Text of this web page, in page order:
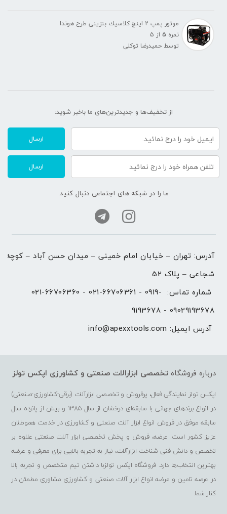
موتور پمپ 2 اينچ كلاسيك بنزينی طرح هوندا
نمره 5 از 5
توسط حمیدرضا توکلی
از تخفیف‌ها و جدیدترین‌های ما‌ باخبر شوید:
ارسال
ارسال
ما را در شبکه های اجتماعی دنبال کنید.
شجاعی – پلاک 52
شماره تماس: 021-66706360 - 021-66706361 - 0919-
9193678 - 09029193678
آدرس ایمیل: info@apexxtools.com
درباره فروشگاهتخصصی ابزارالات صنعتی و کشاورزی اپکس تولز
اپکس تولز نمایندگی فعال، پرفروش و تخصصی ابزارآلات (برقی-کشاورزی-صنعتی)
در انواع برندهای جهانی با سابقه‌ای درخشان از سال 1385 و بیش از پانزده سال
سابقه موفق در فروش انواع ابزار آلات صنعتی و کشاورزی در خدمت هموطنان
عزیز کشور است. عرضه، فروش و پخش تخصصی ابزار آلات صنعتی علاوه بر
تخصص و دانش فنی شناخت ابزارآلات، نیاز به تجربه بالایی برای معرفی و عرضه
بهترین انتخاب‌ها دارد. فروشگاه اپکس تولزبا داشتن تیم متخصص و تجربه بالا
در عرصه تامین و عرضه انواع ابزار آلات صنعتی و کشاورزی مشاوری مطمئن در
کنار شما.